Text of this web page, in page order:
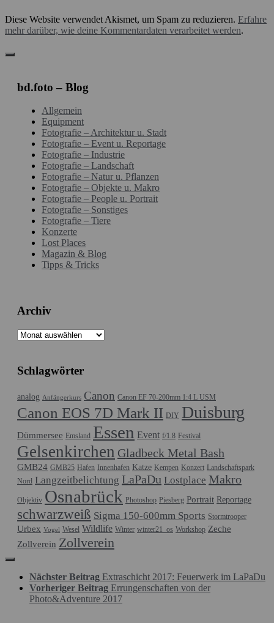
Diese Website verwendet Akismet, um Spam zu reduzieren. Erfahre
mehr darüber, wie deine Kommentardaten verarbeitet werden.
bd.foto – Blog
Allgemein
Equipment
Fotografie – Architektur u. Stadt
Fotografie – Event u. Reportage
Fotografie – Industrie
Fotografie – Landschaft
Fotografie – Natur u. Pflanzen
Fotografie – Objekte u. Makro
Fotografie – People u. Portrait
Fotografie – Sonstiges
Fotografie – Tiere
Konzerte
Lost Places
Magazin & Blog
Tipps & Tricks
Archiv
Archiv
Schlagwörter
analog Anfängerkurs Canon Canon EF 70-200mm 1:4 L USM
Canon EOS 7D Mark II DIY Duisburg
Dümmersee Emsland Essen Event f/1.8 Festival
Gelsenkirchen Gladbeck Metal Bash
GMB24 GMB25 Hafen Innenhafen Katze Kempen Konzert Landschaftspark
Nord Langzeitbelichtung LaPaDu Lostplace Makro
Objektiv Osnabrück Photoshop Piesberg Portrait Reportage
schwarzweiß Sigma 150-600mm Sports Stormtrooper
Urbex Vogel Wesel Wildlife Winter winter21_os Workshop Zeche
Zollverein Zollverein
Nächster Beitrag Extraschicht 2017: Feuerwerk im LaPaDu
Vorheriger Beitrag Errungenschaften von der
Photo&Adventure 2017